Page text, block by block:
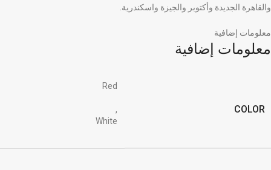
والقاهرة الجديدة وأكتوبر والجيزة واسكندرية.
معلومات إضافية
معلومات إضافية
COLOR
Red
,
White